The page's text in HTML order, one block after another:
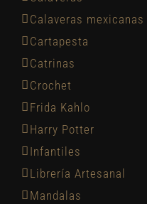
Calaveras mexicanas
Cartapesta
Catrinas
Crochet
Frida Kahlo
Harry Potter
Infantiles
Librería Artesanal
Mandalas